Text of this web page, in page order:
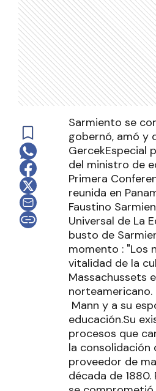
Sarmiento se
gobernó, amó y
GercekEspecial
del ministro de
Primera
reunida en
Faustino
Universal de La
busto de
momento : "Los
vitalidad de la
Massachussets
Mann y a su
educación.Su
procesos que
la consolidación
proveedor de
década de